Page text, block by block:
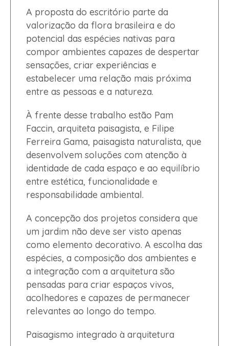
A proposta do escritório parte da
valorização da flora brasileira e do
potencial das espécies nativas para
compor ambientes capazes de despertar
sensações, criar experiências e
estabelecer uma relação mais próxima
entre as pessoas e a natureza.
À frente desse trabalho estão Pam
Faccin, arquiteta paisagista, e Filipe
Ferreira Gama, paisagista naturalista, que
desenvolvem soluções com atenção à
identidade de cada espaço e ao equilíbrio
entre estética, funcionalidade e
responsabilidade ambiental.
A concepção dos projetos considera que
um jardim não deve ser visto apenas
como elemento decorativo. A escolha das
espécies, a composição dos ambientes e
a integração com a arquitetura são
pensadas para criar espaços vivos,
acolhedores e capazes de permanecer
relevantes ao longo do tempo.
Paisagismo integrado à arquitetura